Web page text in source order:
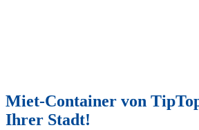
Miet-Container von
Ihrer Stadt!